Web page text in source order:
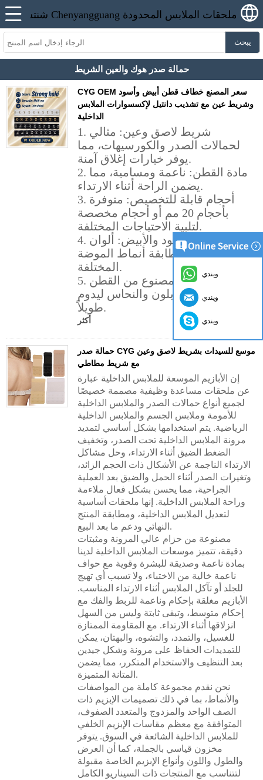
يبحث
حمالة صدر هوك والعين الشريط
CYG OEM سعر المصنع خطاف قطن أبيض وأسود
وشريط عين مع تشذيب دانتيل لإكسسوارات الملابس
الداخلية
1. شريط لاصق وعين: مثالي
لحمالات الصدر والكورسيهات، مما
يوفر خيارات إغلاق آمنة.
2. مادة القطن: ناعمة ومسامية، مما
يضمن الراحة أثناء الارتداء.
3. أحجام قابلة للتخصيص: متوفرة
بأحجام 20 مم أو أحجام مخصصة
لتلبية الاحتياجات المختلفة.
4. خيارات الأسود والأبيض: ألوان
متعددة لمطابقة أنماط الموضة
المختلفة.
5. هيكل متين: مصنوع من القطن
والبوليستر/النايلون والنحاس ليدوم
طويلاً.
أكثر
حمالة صدر CYG موسع للسيدات بشريط لاصق وعين
مع شريط مطاطي
إن الأبازيم الموسعة للملابس الداخلية عبارة
عن ملحقات مساعدة وظيفية مصممة خصيصًا
لجميع أنواع حمالات الصدر والملابس الداخلية
للأمومة وملابس الجسم والملابس الداخلية
الرياضية. يتم استخدامها بشكل أساسي لتمديد
مرونة الملابس الداخلية تحت الصدر، وتخفيف
الضغط الضيق أثناء الارتداء، وحل مشاكل
الارتداء الناجمة عن الأشكال ذات الحجم الزائد،
وتغيرات الصدر أثناء الحمل والضيق بعد العملية
الجراحية، مما يحسن بشكل فعال ملاءمة
وراحة الملابس الداخلية. إنها ملحقات أساسية
لتعديل الملابس الداخلية، ومطابقة المنتج
النهائي ودعم ما بعد البيع.
مصنوعة من حزام عالي المرونة ومثبتات
دقيقة، تتميز موسعات الملابس الداخلية لدينا
بمادة ناعمة وصديقة للبشرة وقوية مع حواف
ناعمة خالية من الاختباء، ولا تسبب أي تهيج
للجلد أو تآكل الملابس أثناء الارتداء المناسب.
الأبازيم مغلقة بإحكام وناعمة للربط والفك مع
إحكام متوسط، وتبقى ثابتة وليس من السهل
انزلاقها أثناء الارتداء. مع المقاومة الممتازة
للغسيل، والتمدد، والتشوه، والبهتان، يمكن
للتمديدات الحفاظ على مرونة وشكل جيدين
بعد التنظيف والاستخدام المتكرر، مما يضمن
المتانة المتميزة.
نحن نقدم مجموعة كاملة من المواصفات
والأنماط، بما في ذلك تصميمات الإبزيم ذات
الصف الواحد والمزدوج والمتعدد الصفوف،
المتوافقة مع معظم مقاسات الإبزيم الخلفي
للملابس الداخلية الشائعة في السوق. يتوفر
مخزون قياسي بالجملة، كما أن العرض
والطول واللون وأنواع الإبزيم الخاصة مقبولة
لتتناسب مع المنتجات ذات السيناريو الكامل
ويندي
ويندي
ويندي